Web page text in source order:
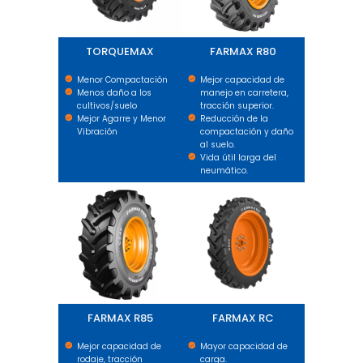
TORQUEMAX
Menor Compactación
Menos daño a los
cultivos/suelo
Mejor Agarre y Menor
Vibración
FARMAX R80
Mejor capacidad de
manejo en carretera,
tracción superior.
Reducción de la
compactación y daño
al suelo.
Vida útil larga del
neumático.
FARMAX R85
Mejor capacidad de
rodaje, tracción
FARMAX RC
Mayor capacidad de
carga.